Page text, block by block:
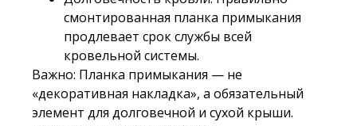
смонтированная планка примыкания
продлевает срок службы всей
кровельной системы.
Важно: Планка примыкания — не
«декоративная накладка», а обязательный
элемент для долговечной и сухой крыши.